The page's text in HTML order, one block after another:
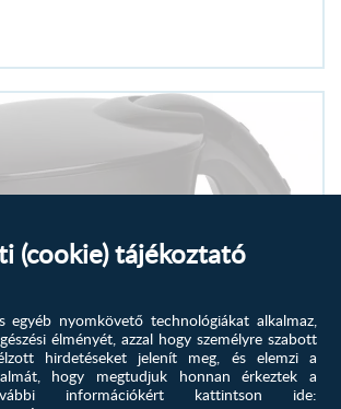
(cookie) tájékoztató
nyomkövető technológiákat alkalmaz,
élményét, azzal hogy személyre szabott
hirdetéseket jelenít meg, és elemzi a
hogy megtudjuk honnan érkeztek a
információkért kattintson ide: